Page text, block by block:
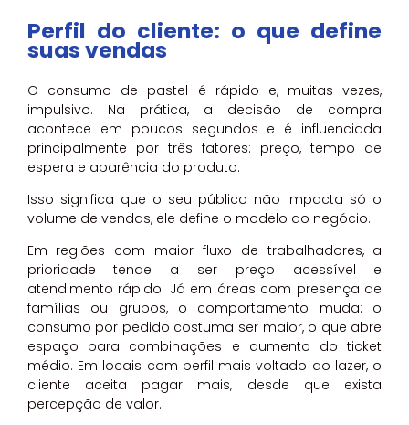
Perfil do cliente: o que define
suas vendas
O consumo de pastel é rápido e, muitas vezes,
impulsivo. Na prática, a decisão de compra
acontece em poucos segundos e é influenciada
principalmente por três fatores: preço, tempo de
espera e aparência do produto.
Isso significa que o seu público não impacta só o
volume de vendas, ele define o modelo do negócio.
Em regiões com maior fluxo de trabalhadores, a
prioridade tende a ser preço acessível e
atendimento rápido. Já em áreas com presença de
famílias ou grupos, o comportamento muda: o
consumo por pedido costuma ser maior, o que abre
espaço para combinações e aumento do ticket
médio. Em locais com perfil mais voltado ao lazer, o
cliente aceita pagar mais, desde que exista
percepção de valor.